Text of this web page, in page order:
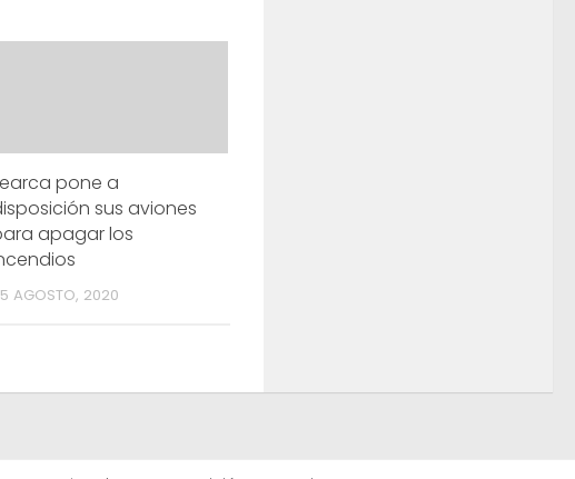
pone a
sus aviones
apagar los
AGOSTO, 2020